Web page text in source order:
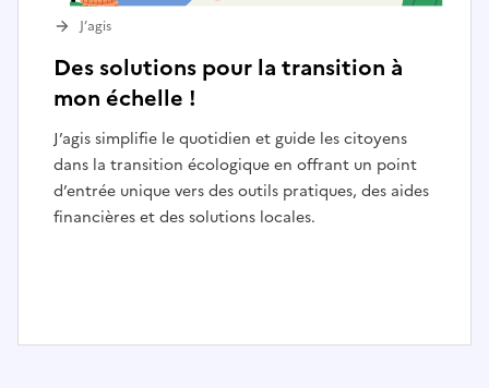
Des solutions pour la transition à
mon échelle !
J’agis simplifie le quotidien et guide les citoyens
dans la transition écologique en offrant un point
d’entrée unique vers des outils pratiques, des aides
financières et des solutions locales.
J’agis